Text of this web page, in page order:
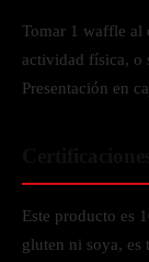
Tomar 1 waffle al
actividad física, o
Presentación en
Este producto es
gluten ni soya, es